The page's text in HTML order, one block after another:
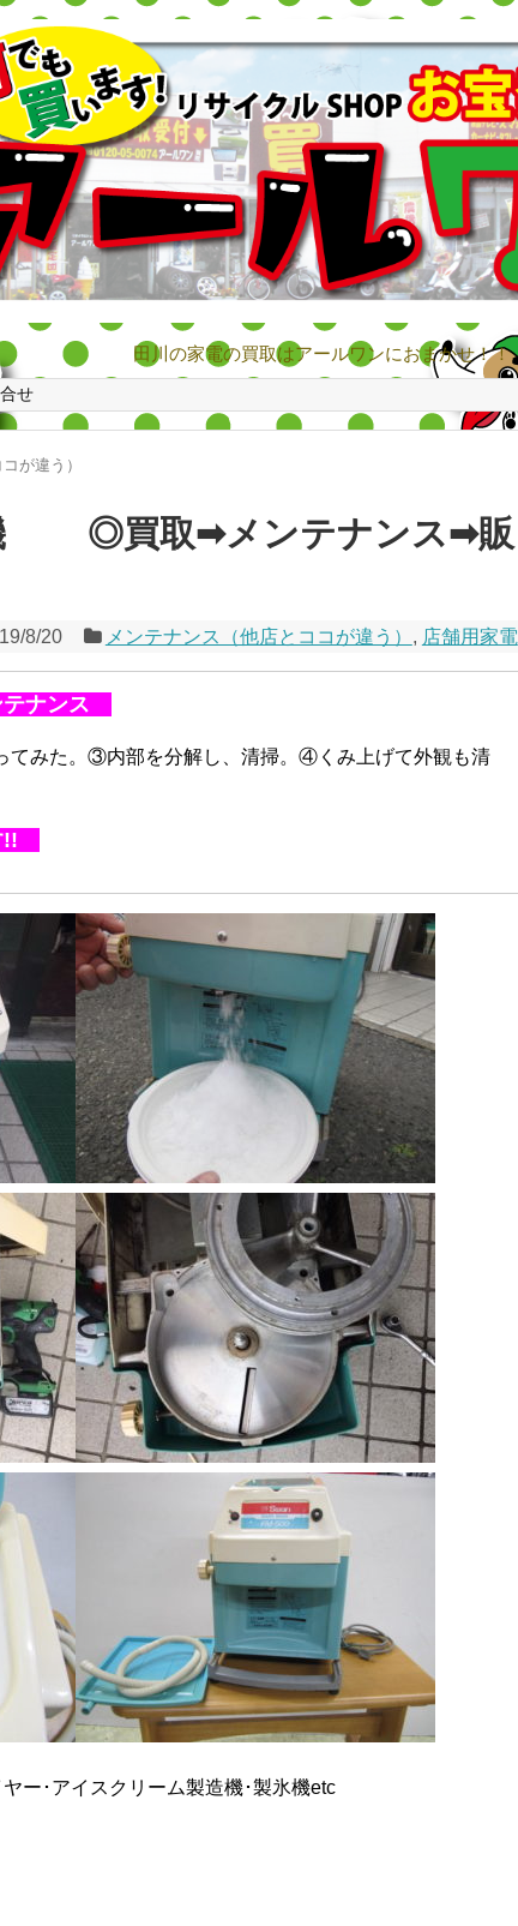
田川の家電の買取はアールワンにおまかせ！！
せ
が違う）
◎買取➡メンテナンス➡販
8/20 メンテナンス（他店とココが違う） , 店舗用家電
テナンス
みた。③内部を分解し、清掃。④くみ上げて外観も清
!!
ー･アイスクリーム製造機･製氷機etc